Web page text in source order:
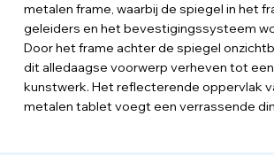
metalen frame, waarbij de spiegel in het
geleiders en het bevestigingssysteem
Door het frame achter de spiegel
dit alledaagse voorwerp verheven tot
kunstwerk. Het reflecterende oppervlak
metalen tablet voegt een verrassende